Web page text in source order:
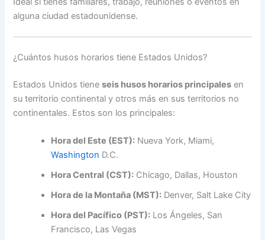
alguna ciudad estadounidense.
¿Cuántos husos horarios tiene Estados Unidos?
Estados Unidos tieneseis husos horarios principales en
su territorio continental y otros más en sus territorios no
continentales. Estos son los principales:
Hora del Este (EST): Nueva York, Miami,
Washington D.C.
Hora Central (CST): Chicago, Dallas, Houston
Hora de la Montaña (MST): Denver, Salt Lake City
Hora del Pacífico (PST): Los Ángeles, San
Francisco, Las Vegas